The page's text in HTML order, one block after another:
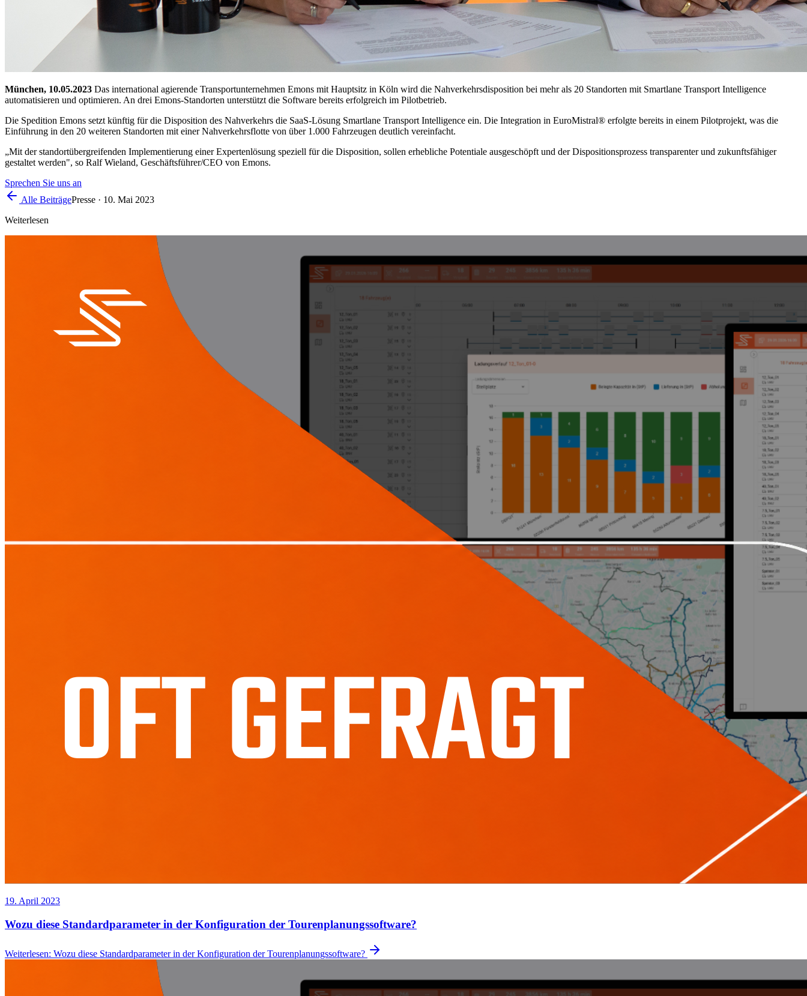
München, 10.05.2023 Das international agierende Transportunternehmen Emons mit Hauptsitz in Köln wird die Nahverkehrsdisposition bei mehr als 20 Standorten mit Smartlane Transport Intelligence
automatisieren und optimieren. An drei Emons-Standorten unterstützt die Software bereits erfolgreich im Pilotbetrieb.
Die Spedition Emons setzt künftig für die Disposition des Nahverkehrs die SaaS-Lösung Smartlane Transport Intelligence ein. Die Integration in EuroMistral® erfolgte bereits in einem Pilotprojekt, was die
Einführung in den 20 weiteren Standorten mit einer Nahverkehrsflotte von über 1.000 Fahrzeugen deutlich vereinfacht.
„Mit der standortübergreifenden Implementierung einer Expertenlösung speziell für die Disposition, sollen erhebliche Potentiale ausgeschöpft und der Dispositionsprozess transparenter und zukunftsfähiger
gestaltet werden", so Ralf Wieland, Geschäftsführer/CEO von Emons.
Sprechen Sie uns an
Alle BeiträgePresse · 10. Mai 2023
Weiterlesen
19. April 2023
Wozu diese Standardparameter in der Konfiguration der Tourenplanungssoftware?
Weiterlesen: Wozu diese Standardparameter in der Konfiguration der Tourenplanungssoftware?